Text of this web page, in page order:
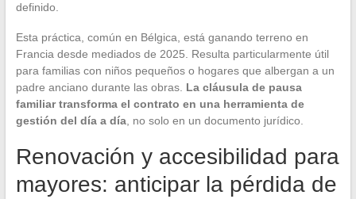
definido.
Esta práctica, común en Bélgica, está ganando terreno en
Francia desde mediados de 2025. Resulta particularmente útil
para familias con niños pequeños o hogares que albergan a un
padre anciano durante las obras. La cláusula de pausa
familiar transforma el contrato en una herramienta de
gestión del día a día, no solo en un documento jurídico.
Renovación y accesibilidad para
mayores: anticipar la pérdida de